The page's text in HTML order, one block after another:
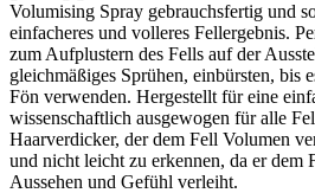
Volumising Spray gebrauchsfertig und
einfacheres und volleres Fellergebnis.
zum Aufplustern des Fells auf der
gleichmäßiges Sprühen, einbürsten, bis
Fön verwenden. Hergestellt für eine
wissenschaftlich ausgewogen für alle
Haarverdicker, der dem Fell Volumen
und nicht leicht zu erkennen, da er dem
Aussehen und Gefühl verleiht.